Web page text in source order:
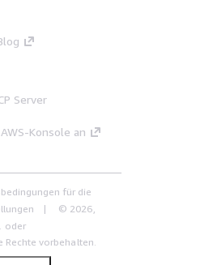
Server
Konsole an
für die
© 2026,
oder
vorbehalten.